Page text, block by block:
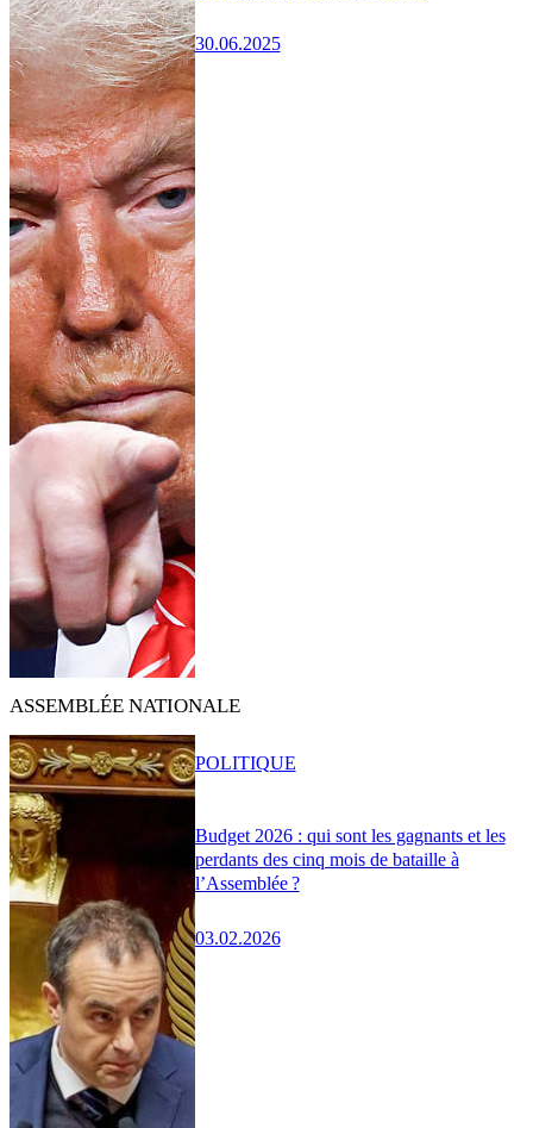
30.06.2025
ASSEMBLÉE NATIONALE
Budget 2026 : qui sont les gagnants et les
perdants des cinq mois de bataille à
l’Assemblée ?
03.02.2026
POLITIQUE